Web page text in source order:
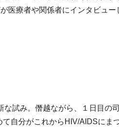
医療者や関係者にインタビュー
な試み。僭越ながら、１日目
自分がこれからHIV/AIDSにま